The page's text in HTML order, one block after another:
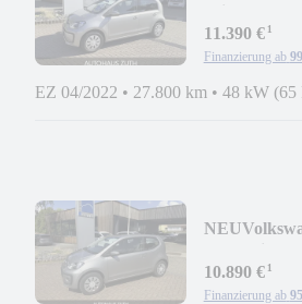
11.390 €¹
Finanzierung ab
EZ 04/2022 • 27.800 km • 48 kW (65
NEU
10.890 €¹
Finanzierung ab